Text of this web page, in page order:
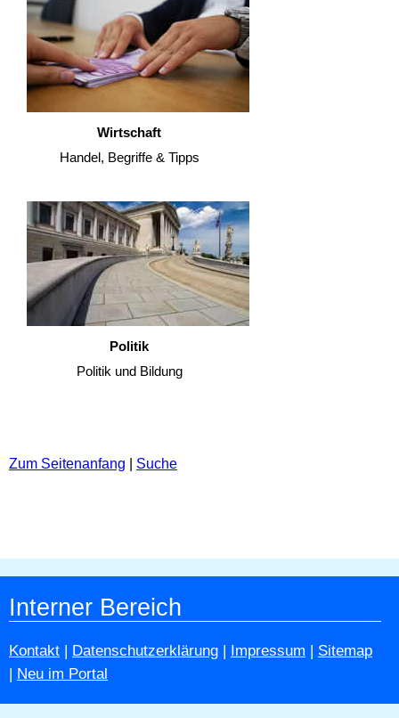
Wirtschaft
Handel, Begriffe & Tipps
Politik
Politik und Bildung
Zum Seitenanfang Suche
Interner Bereich
Kontakt Datenschutzerklärung Impressum
Sitemap
Neu im Portal